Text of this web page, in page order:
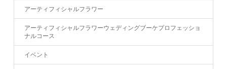
アーティフィシャルフラワー
アーティフィシャルフラワーウェディングブーケプロフェッショ
ナルコース
イベント